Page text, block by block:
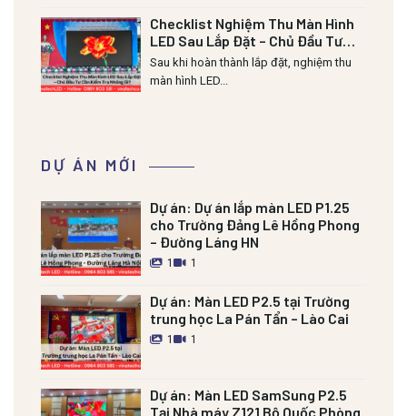
Checklist Nghiệm Thu Màn Hình
LED Sau Lắp Đặt – Chủ Đầu Tư
Cần Kiểm Tra Những Gì?
Sau khi hoàn thành lắp đặt, nghiệm thu
màn hình LED...
DỰ ÁN MỚI
Dự án: Dự án lắp màn LED P1.25
cho Trường Đảng Lê Hồng Phong
– Đường Láng HN
1 1
Dự án: Màn LED P2.5 tại Trường
trung học La Pán Tẩn – Lào Cai
1 1
Dự án: Màn LED SamSung P2.5
Tại Nhà máy Z121 Bộ Quốc Phòng